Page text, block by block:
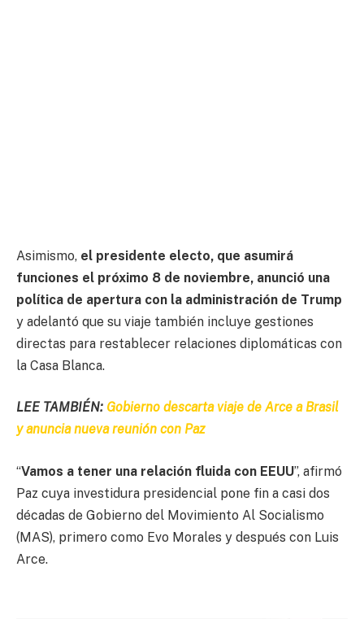
Asimismo, el presidente electo, que asumirá
funciones el próximo 8 de noviembre, anunció una
política de apertura con la administración de Trump
y adelantó que su viaje también incluye gestiones
directas para restablecer relaciones diplomáticas con
la Casa Blanca.
LEE TAMBIÉN: Gobierno descarta viaje de Arce a Brasil
y anuncia nueva reunión con Paz
“Vamos a tener una relación fluida con EEUU”, afirmó
Paz cuya investidura presidencial pone fin a casi dos
décadas de Gobierno del Movimiento Al Socialismo
(MAS), primero como Evo Morales y después con Luis
Arce.